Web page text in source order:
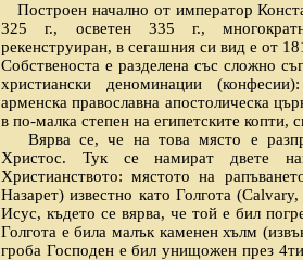
Построен начално от император
325 г., осветен 335 г.,
рекенструиран, в сегашния си вид е от
Собственоста е разделена със сложно
христиански деноминации
арменска православна апостолическа
в по-малка степен на египетските копти,
Вярва се, че на това място е
Христос. Тук се намират двете
Христианството: мястото на
Назарет) известно като Голгота
Исус, където се вярва, че той е бил
Голгота е била малък каменен хълм
гроба Господен е бил унищожен през